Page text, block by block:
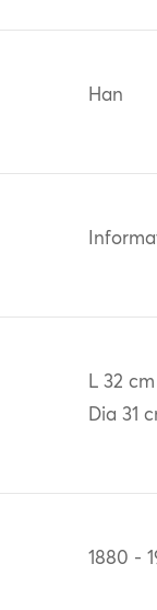
Han
L 32
Dia 31
1880 -